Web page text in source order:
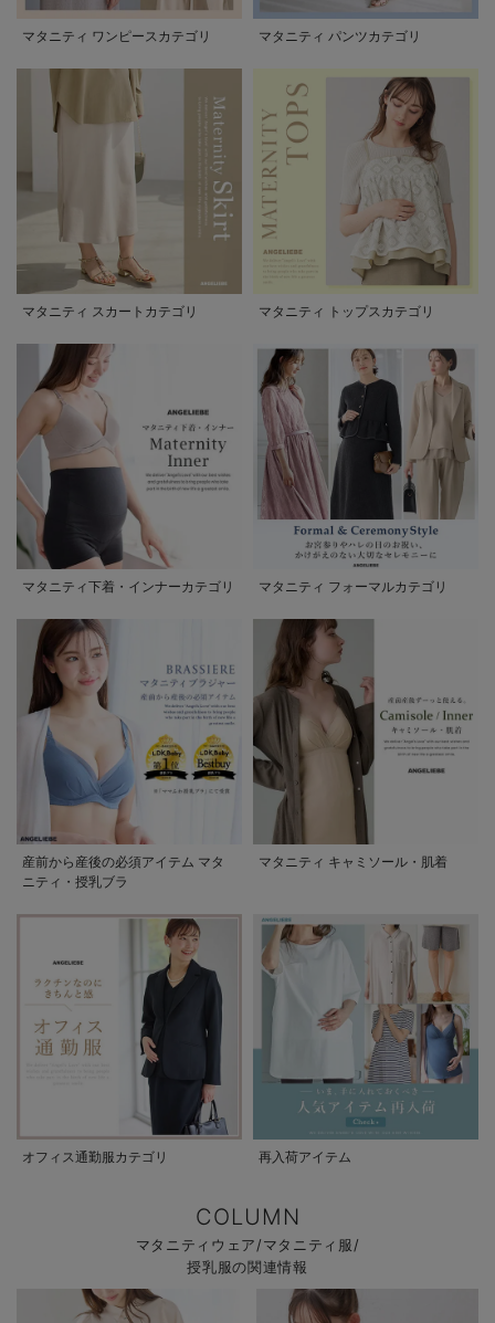
マタニティ ワンピースカテゴリ マタニティ パンツカテゴリ
マタニティ スカートカテゴリ マタニティ トップスカテゴリ
マタニティ下着・インナーカテゴリ マタニティ フォーマルカテゴリ
産前から産後の必須アイテム マタ
ニティ・授乳ブラ
マタニティ キャミソール・肌着
オフィス通勤服カテゴリ 再入荷アイテム
COLUMN
マタニティウェア/マタニティ服/
授乳服の関連情報